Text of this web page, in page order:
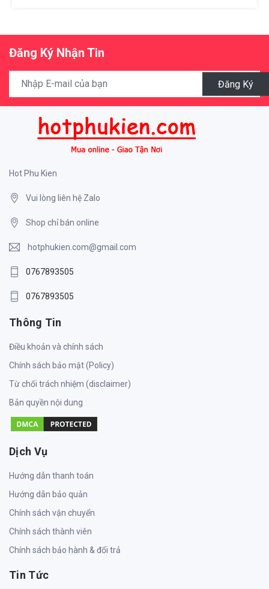
Đăng Ký Nhận Tin
Đăng Ký
Hot Phu Kien
Vui lòng liên hệ Zalo
Shop chỉ bán online
hotphukien.com@gmail.com
0767893505
0767893505
Thông Tin
Điều khoản và chính sách
Chính sách bảo mật (Policy)
Từ chối trách nhiệm (disclaimer)
Bản quyền nội dung
Dịch Vụ
Hướng dẫn thanh toán
Hướng dẫn bảo quản
Chính sách vận chuyển
Chính sách thành viên
Chính sách bảo hành & đổi trả
Tin Tức